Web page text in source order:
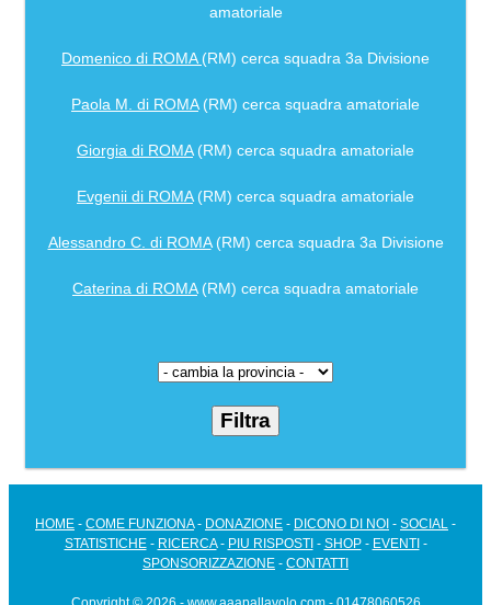
amatoriale
Domenico di ROMA(RM) cerca squadra 3a Divisione
Paola M. di ROMA(RM) cerca squadra amatoriale
Giorgia di ROMA(RM) cerca squadra amatoriale
Evgenii di ROMA(RM) cerca squadra amatoriale
Alessandro C. di ROMA(RM) cerca squadra 3a Divisione
Caterina di ROMA(RM) cerca squadra amatoriale
HOME - COME FUNZIONA- DONAZIONE - DICONO DI NOI - SOCIAL -
STATISTICHE- RICERCA- PIU RISPOSTI - SHOP- EVENTI -
SPONSORIZZAZIONE - CONTATTI